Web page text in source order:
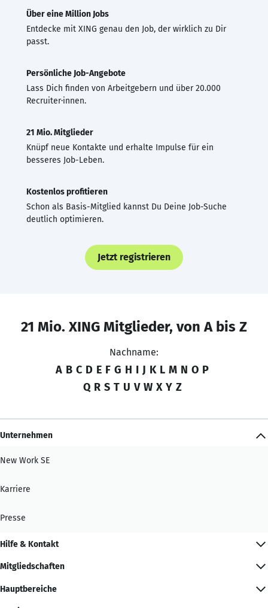
Über eine Million Jobs
Entdecke mit XING genau den Job, der wirklich zu Dir
passt.
Persönliche Job-Angebote
Lass Dich finden von Arbeitgebern und über 20.000
Recruiter·innen.
21 Mio. Mitglieder
Knüpf neue Kontakte und erhalte Impulse für ein
besseres Job-Leben.
Kostenlos profitieren
Schon als Basis-Mitglied kannst Du Deine Job-Suche
deutlich optimieren.
Jetzt registrieren
21 Mio. XING Mitglieder, von A bis Z
Nachname:
A B C D E F G H I J K L M N O P
Q R S T U V W X Y Z
Unternehmen
New Work SE
Karriere
Presse
Hilfe & Kontakt
Mitgliedschaften
Hauptbereiche